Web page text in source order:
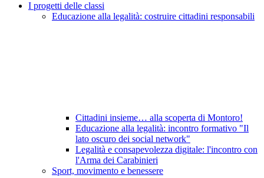
I progetti delle classi
Educazione alla legalità: costruire cittadini responsabili
Cittadini insieme… alla scoperta di Montoro!
Educazione alla legalità: incontro formativo "Il
lato oscuro dei social network"
Legalità e consapevolezza digitale: l'incontro con
l'Arma dei Carabinieri
Sport, movimento e benessere